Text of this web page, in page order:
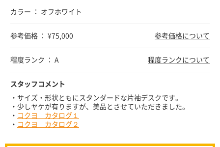
カラー ： オフホワイト
参考価格 ： ¥75,000 参考価格について
程度ランク ： A 程度ランクについて
スタッフコメント
・サイズ・形状ともにスタンダードな片袖デスクです。
・少しヤケが有りますが、美品とさせていただきました。
・ コクヨ カタログ１
・ コクヨ カタログ２